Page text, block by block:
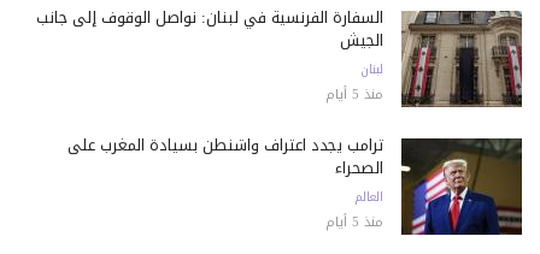
السفارة الفرنسية في لبنان: نواصل الوقوف إلى جانب
الجيش
لبنان
منذ 5 أيام
ترامب يجدد اعتراف واشنطن بسيادة المغرب على
الصحراء
العالم
منذ 5 أيام